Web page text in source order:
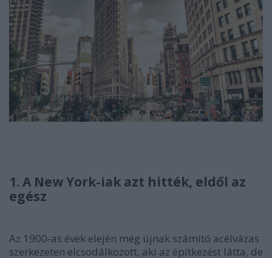
1. A New York-iak azt hitték, eldől az
egész
Az 1900-as évek elején még újnak számító acélvázas
szerkezeten elcsodálkozott, aki az építkezést látta, de